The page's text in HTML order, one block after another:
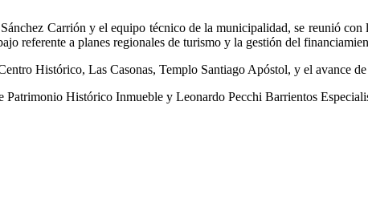
Carrión y el equipo técnico de la municipalidad, se reunió
referente a planes regionales de turismo y la gestión del
Histórico, Las Casonas, Templo Santiago Apóstol, y el avance
Histórico Inmueble y Leonardo Pecchi Barrientos